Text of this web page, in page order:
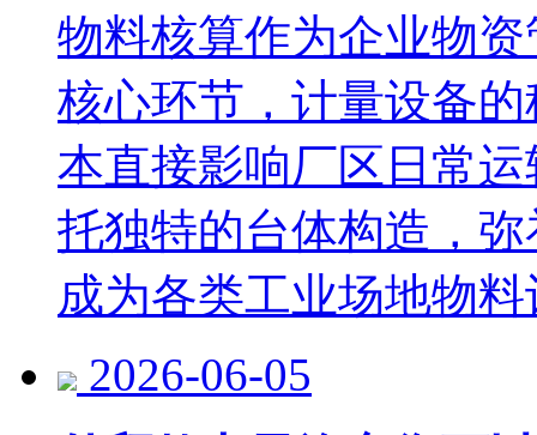
物料核算作为企业物
核心环节，计量设备
本直接影响厂区日常
托独特的台体构造，
成为各类工业场地物
2026-06-05